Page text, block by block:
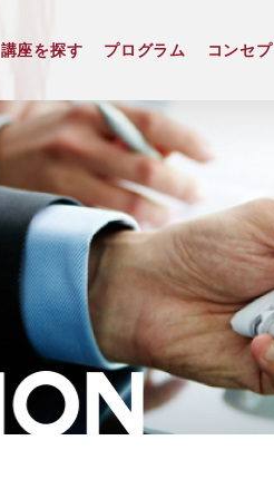
講座を探す プログラム コンセプ